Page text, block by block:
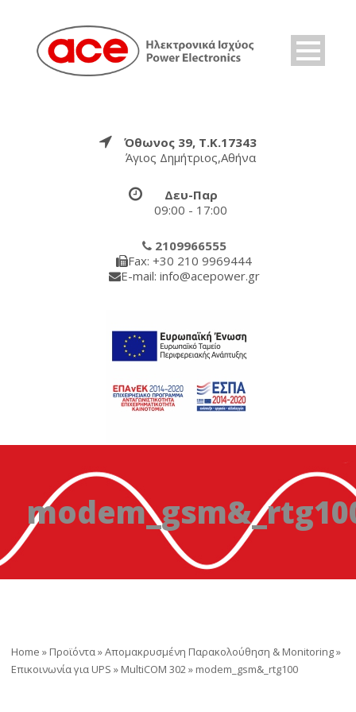
Όθωνος 39, Τ.Κ.17343
Άγιος Δημήτριος,Αθήνα
Δευ-Παρ
09:00 - 17:00
2109966555
Fax: +30 210 9969444
E-mail: info@acepower.gr
Home » Προϊόντα»Απομακρυσμένη Παρακολούθηση & Monitoring»
Επικοινωνία για UPS » MultiCOM 302» modem_gsm&_rtg100